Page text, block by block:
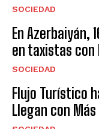
SOCIEDAD
En Azerbaiyán,
en taxistas con
SOCIEDAD
Flujo Turístico
Llegan con